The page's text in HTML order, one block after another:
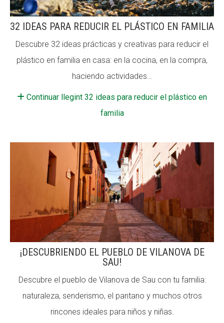
32 IDEAS PARA REDUCIR EL PLÁSTICO EN FAMILIA
Descubre 32 ideas prácticas y creativas para reducir el
plástico en familia en casa: en la cocina, en la compra,
haciendo actividades…
Continuar llegint 32 ideas para reducir el plástico en
familia
¡DESCUBRIENDO EL PUEBLO DE VILANOVA DE
SAU!
Descubre el pueblo de Vilanova de Sau con tu familia:
naturaleza, senderismo, el pantano y muchos otros
rincones ideales para niños y niñas.